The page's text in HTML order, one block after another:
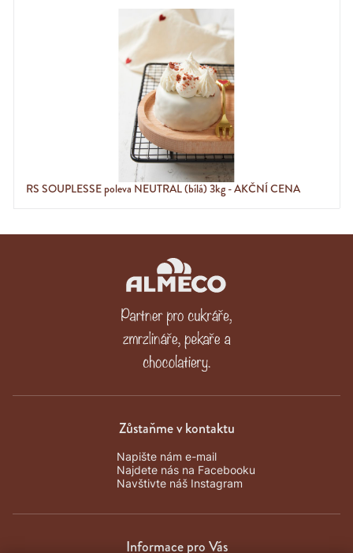
RS SOUPLESSE poleva NEUTRAL (bílá) 3kg - AKČNÍ CENA
Zůstaňme v kontaktu
Napište nám e-mail
Najdete nás na Facebooku
Navštivte náš Instagram
Informace pro Vás